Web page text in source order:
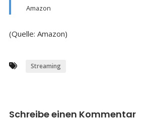
Amazon
(Quelle: Amazon)
Streaming
Schreibe einen Kommentar